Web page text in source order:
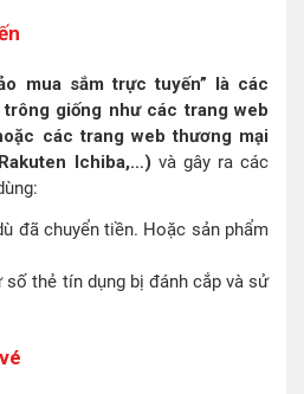
mua sắm trực tuyến” là các
giống như các trang web
các trang web thương mại
Ichiba,…) và gây ra các
đã chuyển tiền. Hoặc sản phẩm
số thẻ tín dụng bị đánh cắp và sử